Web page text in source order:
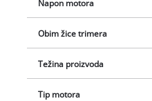
Napon motora
Obim žice trimera
Težina proizvoda
Tip motora